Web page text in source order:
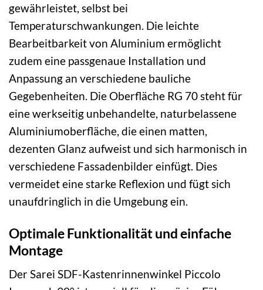
gewährleistet, selbst bei
Temperaturschwankungen. Die leichte
Bearbeitbarkeit von Aluminium ermöglicht
zudem eine passgenaue Installation und
Anpassung an verschiedene bauliche
Gegebenheiten. Die Oberfläche RG 70 steht für
eine werkseitig unbehandelte, naturbelassene
Aluminiumoberfläche, die einen matten,
dezenten Glanz aufweist und sich harmonisch in
verschiedene Fassadenbilder einfügt. Dies
vermeidet eine starke Reflexion und fügt sich
unaufdringlich in die Umgebung ein.
Optimale Funktionalität und einfache
Montage
Der Sarei SDF-Kastenrinnenwinkel Piccolo